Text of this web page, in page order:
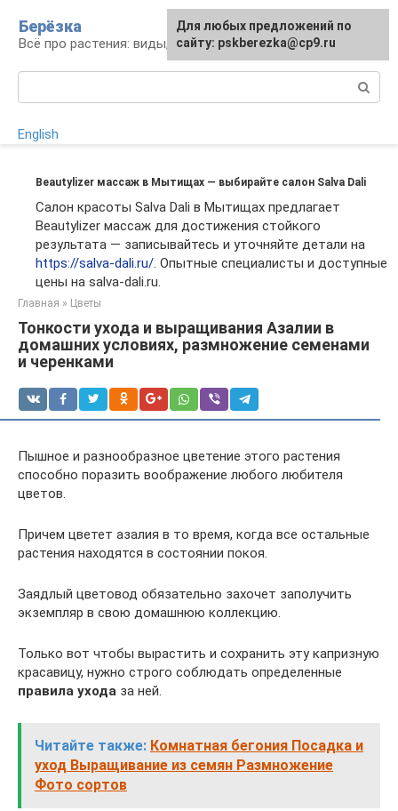
контенту
Берёзка
Всё про растения: виды, выращивание, уход
English
Beautylizer массаж в Мытищах — выбирайте салон Salva Dali
Салон красоты Salva Dali в Мытищах предлагает
Beautylizer массаж для достижения стойкого
результата — записывайтесь и уточняйте детали на
https://salva-dali.ru/. Опытные специалисты и доступные
цены на salva-dali.ru.
Главная » Цветы
Тонкости ухода и выращивания Азалии в
домашних условиях, размножение семенами
и черенками
Пышное и разнообразное цветение этого растения
способно поразить воображение любого любителя
цветов.
Причем цветет азалия в то время, когда все остальные
растения находятся в состоянии покоя.
Заядлый цветовод обязательно захочет заполучить
экземпляр в свою домашнюю коллекцию.
Только вот чтобы вырастить и сохранить эту капризную
красавицу, нужно строго соблюдать определенные
правила ухода за ней.
Читайте также: Комнатная бегония Посадка и
уход Выращивание из семян Размножение
Фото сортов
Для любых предложений по
сайту: pskberezka@cp9.ru